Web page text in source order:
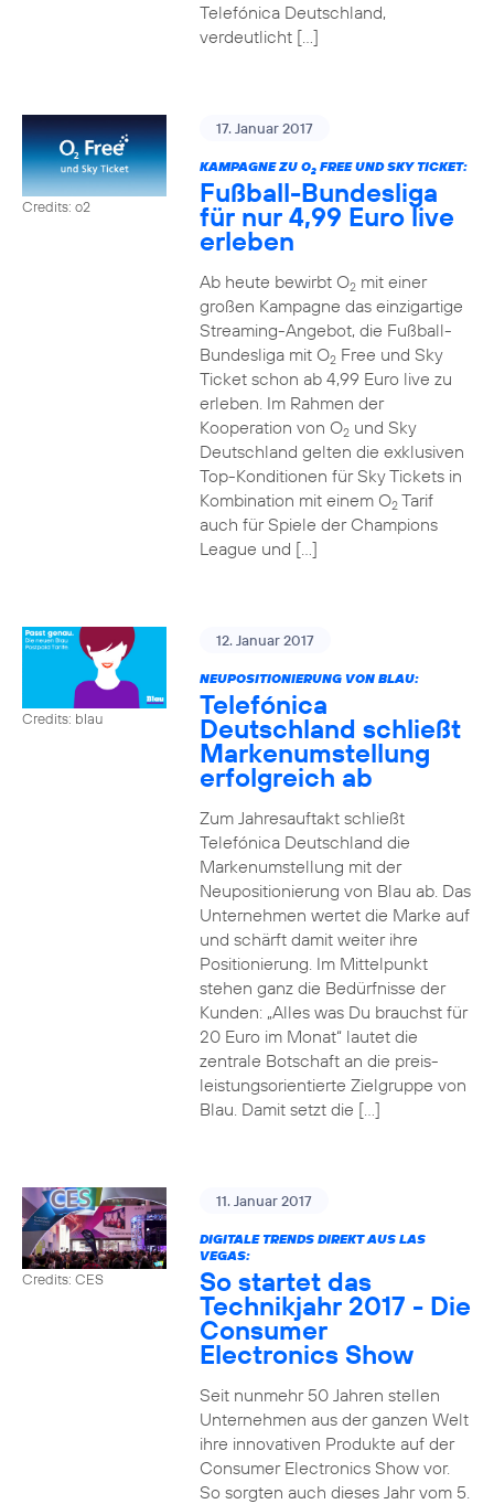
Telefónica Deutschland,
verdeutlicht […]
Credits: o2
17. Januar 2017
KAMPAGNE ZU O2FREE UND SKY TICKET:
Fußball-Bundesliga
für nur 4,99 Euro live
erleben
Ab heute bewirbt O2mit einer
großen Kampagne das einzigartige
Streaming-Angebot, die Fußball-
Bundesliga mit O2Free und Sky
Ticket schon ab 4,99 Euro live zu
erleben. Im Rahmen der
Kooperation von O2und Sky
Deutschland gelten die exklusiven
Top-Konditionen für Sky Tickets in
Kombination mit einem O2Tarif
auch für Spiele der Champions
League und […]
Credits: blau
12. Januar 2017
NEUPOSITIONIERUNG VON BLAU:
Telefónica
Deutschland schließt
Markenumstellung
erfolgreich ab
Zum Jahresauftakt schließt
Telefónica Deutschland die
Markenumstellung mit der
Neupositionierung von Blau ab. Das
Unternehmen wertet die Marke auf
und schärft damit weiter ihre
Positionierung. Im Mittelpunkt
stehen ganz die Bedürfnisse der
Kunden: „Alles was Du brauchst für
20 Euro im Monat“ lautet die
zentrale Botschaft an die preis-
leistungsorientierte Zielgruppe von
Blau. Damit setzt die […]
Credits: CES
11. Januar 2017
DIGITALE TRENDS DIREKT AUS LAS
VEGAS:
So startet das
Technikjahr 2017 - Die
Consumer
Electronics Show
Seit nunmehr 50 Jahren stellen
Unternehmen aus der ganzen Welt
ihre innovativen Produkte auf der
Consumer Electronics Show vor.
So sorgten auch dieses Jahr vom 5.